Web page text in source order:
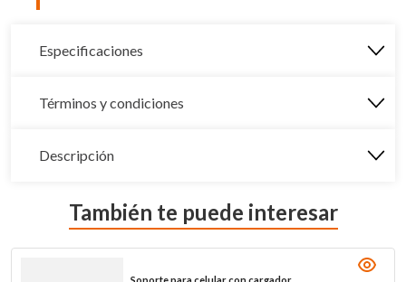
Especificaciones
Términos y condiciones
Descripción
También te puede interesar
Soporte para celular con cargador